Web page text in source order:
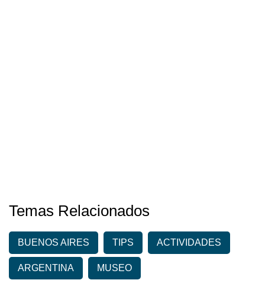
Temas Relacionados
BUENOS AIRES TIPS ACTIVIDADES
ARGENTINA MUSEO